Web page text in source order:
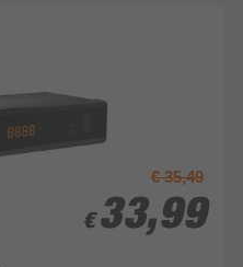
€ 35,49
€ 33,99
€ 33,99